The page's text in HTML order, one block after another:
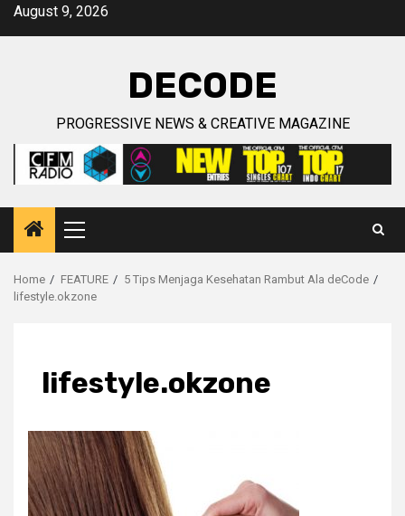
SkipAugust 9, 2026
DECODE
PROGRESSIVE NEWS & CREATIVE MAGAZINE
Primary
Menu
Home FEATURE
5 Tips Menjaga Kesehatan Rambut Ala deCode
lifestyle.okzone
lifestyle.okzone